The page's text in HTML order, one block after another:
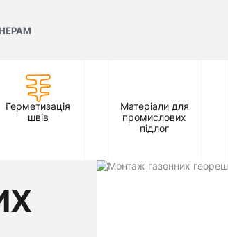
Герметизація
швів
Матеріали для
промислових
підлог